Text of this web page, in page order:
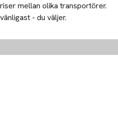
mellan olika transportörer.
- du väljer.